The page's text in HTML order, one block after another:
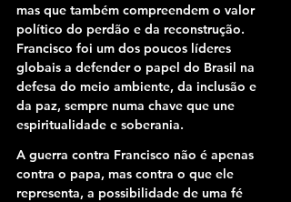
mas que também compreendem o valor
político do perdão e da reconstrução.
Francisco foi um dos poucos líderes
globais a defender o papel do Brasil na
defesa do meio ambiente, da inclusão e
da paz, sempre numa chave que une
espiritualidade e soberania.
A guerra contra Francisco não é apenas
contra o papa, mas contra o que ele
representa, a possibilidade de uma fé